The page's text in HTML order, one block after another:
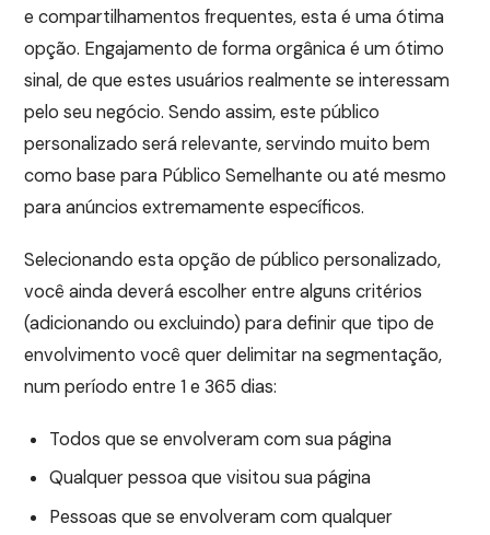
e compartilhamentos frequentes, esta é uma ótima
opção. Engajamento de forma orgânica é um ótimo
sinal, de que estes usuários realmente se interessam
pelo seu negócio. Sendo assim, este público
personalizado será relevante, servindo muito bem
como base para Público Semelhante ou até mesmo
para anúncios extremamente específicos.
Selecionando esta opção de público personalizado,
você ainda deverá escolher entre alguns critérios
(adicionando ou excluindo) para definir que tipo de
envolvimento você quer delimitar na segmentação,
num período entre 1 e 365 dias:
Todos que se envolveram com sua página
Qualquer pessoa que visitou sua página
Pessoas que se envolveram com qualquer